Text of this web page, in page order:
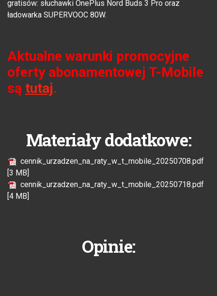
gratisów: słuchawki OnePlus Nord Buds 3 Pro oraz
ładowarka SUPERVOOC 80W.
Aktualne warunki promocyjne
oferty abonamentowej T-Mobile
są tutaj.
Materiały dodatkowe:
cennik_urzadzen_na_raty_w_t_mobile_20250708.pdf
[3 MB]
cennik_urzadzen_na_raty_w_t_mobile_20250718.pdf
[4 MB]
Opinie: